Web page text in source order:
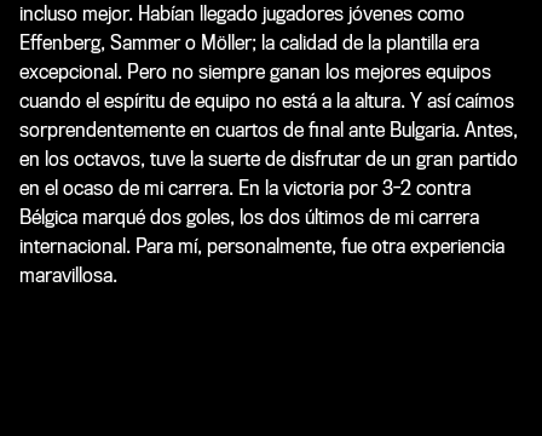
incluso mejor. Habían llegado jugadores jóvenes como
Effenberg, Sammer o Möller; la calidad de la plantilla era
excepcional. Pero no siempre ganan los mejores equipos
cuando el espíritu de equipo no está a la altura. Y así caímos
sorprendentemente en cuartos de final ante Bulgaria. Antes,
en los octavos, tuve la suerte de disfrutar de un gran partido
en el ocaso de mi carrera. En la victoria por 3-2 contra
Bélgica marqué dos goles, los dos últimos de mi carrera
internacional. Para mí, personalmente, fue otra experiencia
maravillosa.